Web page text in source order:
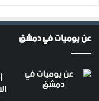
عن يوميات في دمشق